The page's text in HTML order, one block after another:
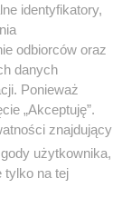
identyfikatory,
odbiorców oraz
danych
Ponieważ
„Akceptuję”.
znajdujący
użytkownika,
tylko na tej